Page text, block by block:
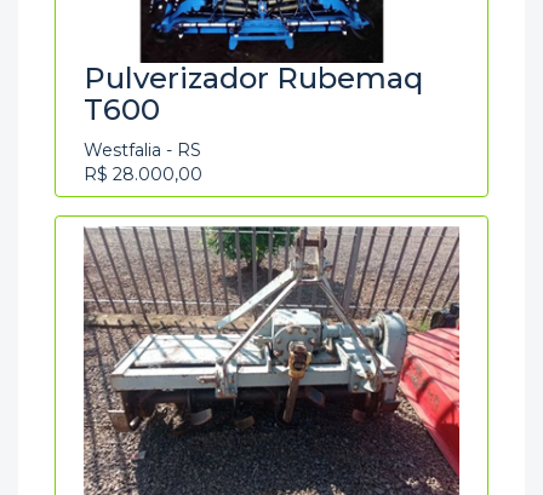
Pulverizador Rubemaq
T600
Westfalia - RS
R$ 28.000,00